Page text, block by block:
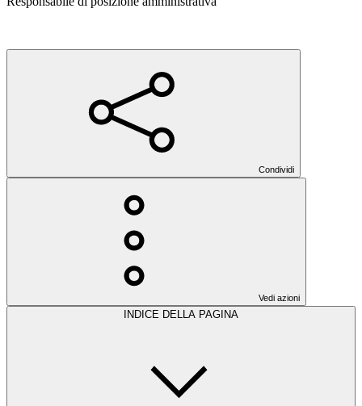
Condividi
Vedi azioni
INDICE DELLA PAGINA